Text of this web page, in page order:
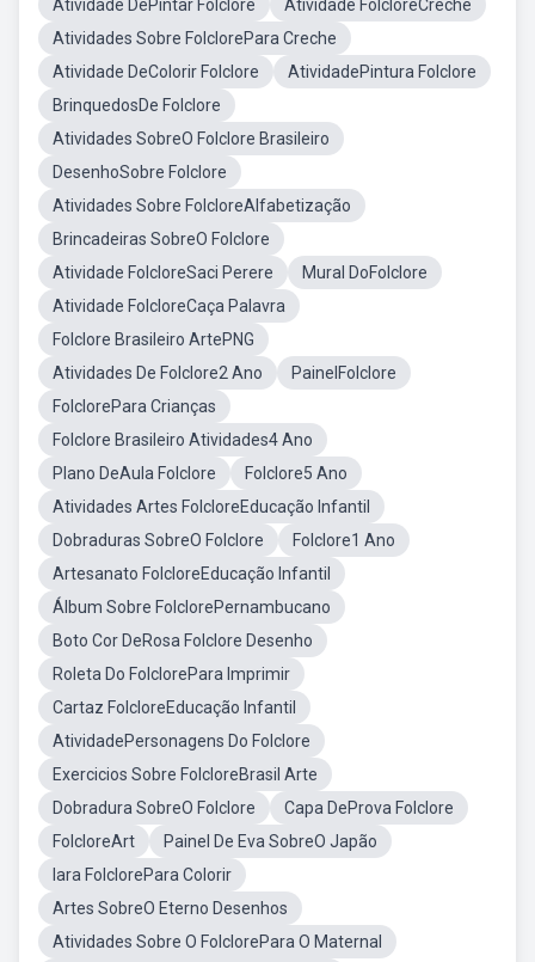
Atividade DePintar Folclore
Atividade FolcloreCreche
Atividades Sobre FolclorePara Creche
Atividade DeColorir Folclore
AtividadePintura Folclore
BrinquedosDe Folclore
Atividades SobreO Folclore Brasileiro
DesenhoSobre Folclore
Atividades Sobre FolcloreAlfabetização
Brincadeiras SobreO Folclore
Atividade FolcloreSaci Perere
Mural DoFolclore
Atividade FolcloreCaça Palavra
Folclore Brasileiro ArtePNG
Atividades De Folclore2 Ano
PainelFolclore
FolclorePara Crianças
Folclore Brasileiro Atividades4 Ano
Plano DeAula Folclore
Folclore5 Ano
Atividades Artes FolcloreEducação Infantil
Dobraduras SobreO Folclore
Folclore1 Ano
Artesanato FolcloreEducação Infantil
Álbum Sobre FolclorePernambucano
Boto Cor DeRosa Folclore Desenho
Roleta Do FolclorePara Imprimir
Cartaz FolcloreEducação Infantil
AtividadePersonagens Do Folclore
Exercicios Sobre FolcloreBrasil Arte
Dobradura SobreO Folclore
Capa DeProva Folclore
FolcloreArt
Painel De Eva SobreO Japão
Iara FolclorePara Colorir
Artes SobreO Eterno Desenhos
Atividades Sobre O FolclorePara O Maternal